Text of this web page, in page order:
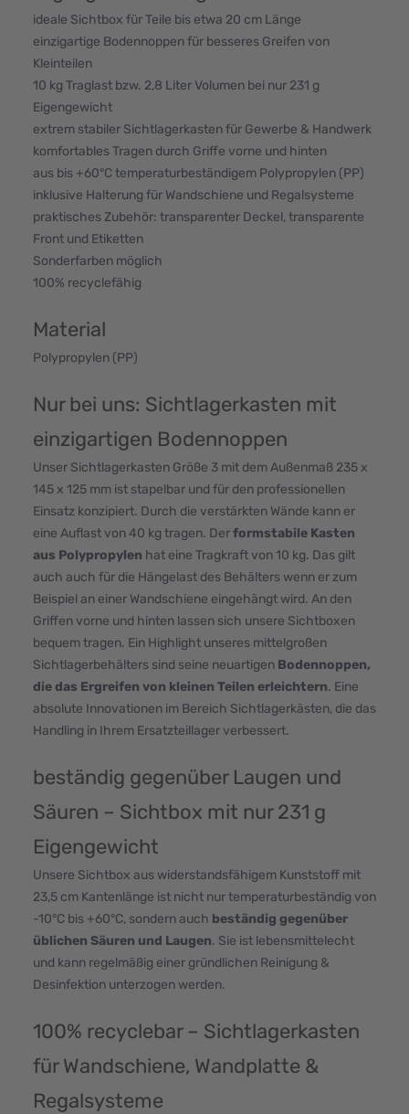
ideale Sichtbox für Teile bis etwa 20 cm Länge
einzigartige Bodennoppen für besseres Greifen von
Kleinteilen
10 kg Traglast bzw. 2,8 Liter Volumen bei nur 231 g
Eigengewicht
extrem stabiler Sichtlagerkasten für Gewerbe & Handwerk
komfortables Tragen durch Griffe vorne und hinten
aus bis +60°C temperaturbeständigem Polypropylen (PP)
inklusive Halterung für Wandschiene und Regalsysteme
praktisches Zubehör: transparenter Deckel, transparente
Front und Etiketten
Sonderfarben möglich
100% recyclefähig
Material
Polypropylen (PP)
Nur bei uns: Sichtlagerkasten mit
einzigartigen Bodennoppen
Unser Sichtlagerkasten Größe 3 mit dem Außenmaß 235 x
145 x 125 mm ist stapelbar und für den professionellen
Einsatz konzipiert. Durch die verstärkten Wände kann er
eine Auflast von 40 kg tragen. Derformstabile Kasten
aus Polypropylen hat eine Tragkraft von 10 kg. Das gilt
auch auch für die Hängelast des Behälters wenn er zum
Beispiel an einer Wandschiene eingehängt wird. An den
Griffen vorne und hinten lassen sich unsere Sichtboxen
bequem tragen. Ein Highlight unseres mittelgroßen
Sichtlagerbehälters sind seine neuartigen Bodennoppen,
die das Ergreifen von kleinen Teilen erleichtern. Eine
absolute Innovationen im Bereich Sichtlagerkästen, die das
Handling in Ihrem Ersatzteillager verbessert.
beständig gegenüber Laugen und
Säuren – Sichtbox mit nur 231 g
Eigengewicht
Unsere Sichtbox aus widerstandsfähigem Kunststoff mit
23,5 cm Kantenlänge ist nicht nur temperaturbeständig von
-10°C bis +60°C, sondern auch beständig gegenüber
üblichen Säuren und Laugen. Sie ist lebensmittelecht
und kann regelmäßig einer gründlichen Reinigung &
Desinfektion unterzogen werden.
100% recyclebar – Sichtlagerkasten
für Wandschiene, Wandplatte &
Regalsysteme